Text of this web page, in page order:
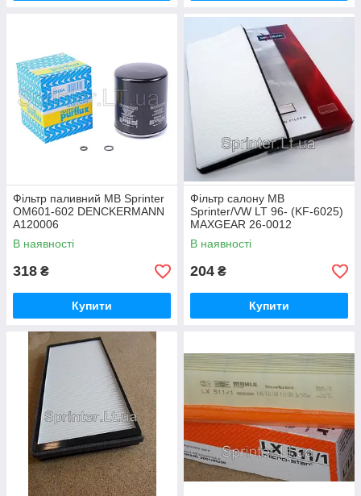
Фільтр паливний MB Sprinter
OM601-602 DENCKERMANN
A120006
В наявності
318 ₴
Купити
Фільтр салону MB
Sprinter/VW LT 96- (KF-6025)
MAXGEAR 26-0012
В наявності
204 ₴
Купити